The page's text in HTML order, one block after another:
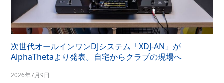
次世代オールインワンDJシステム「XDJ-AN」が
AlphaThetaより発表。自宅からクラブの現場へ
2026年7月9日